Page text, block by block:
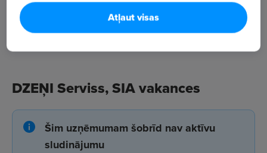
DZEŅI Serviss, SIA vakances
Šim uzņēmumam šobrīd nav aktīvu
sludinājumu
Atļaut visas